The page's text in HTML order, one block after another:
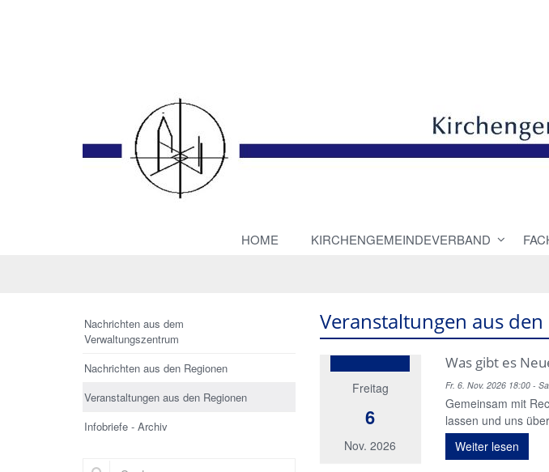
HOME KIRCHENGEMEINDEVERBAND
Veranstaltungen aus den
Freitag
6
Nov. 2026
Was gibt es
Fr. 6. Nov. 2026 18:00 -
Gemeinsam mit
lassen und uns
Weiter lesen
Nachrichten aus dem
Verwaltungszentrum
Nachrichten aus den Regionen
Veranstaltungen aus den Regionen
Infobriefe - Archiv
Suche